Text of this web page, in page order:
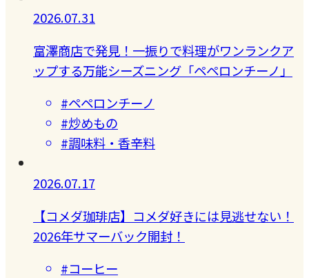
2026.07.31
富澤商店で発見！一振りで料理がワンランクア
ップする万能シーズニング「ペペロンチーノ」
#ペペロンチーノ
#炒めもの
#調味料・香辛料
2026.07.17
【コメダ珈琲店】コメダ好きには見逃せない！
2026年サマーバック開封！
#コーヒー